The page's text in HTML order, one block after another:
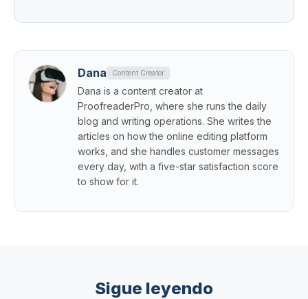
Dana Content Creator
Dana is a content creator at
ProofreaderPro, where she runs the daily
blog and writing operations. She writes the
articles on how the online editing platform
works, and she handles customer messages
every day, with a five-star satisfaction score
to show for it.
Sigue leyendo